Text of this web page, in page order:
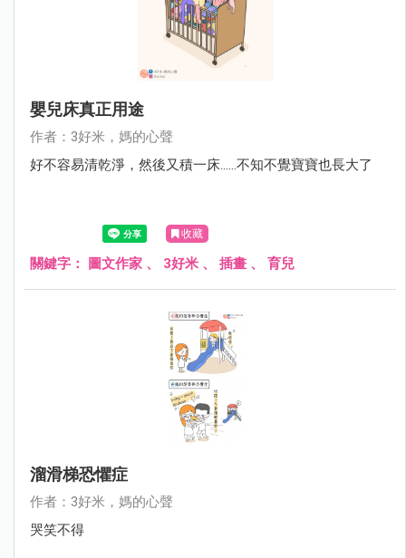
嬰兒床真正用途
作者：3好米，媽的心聲
好不容易清乾淨，然後又積一床......不知不覺寶寶也長大了
收藏
關鍵字： 圖文作家 、 3好米 、 插畫 、 育兒
溜滑梯恐懼症
作者：3好米，媽的心聲
哭笑不得